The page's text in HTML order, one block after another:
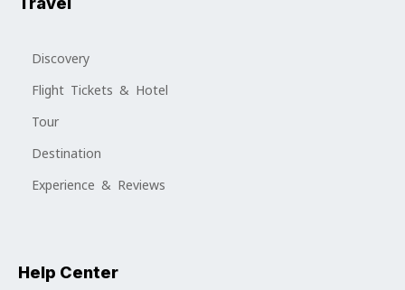
Discovery
Flight Tickets & Hotel
Tour
Destination
Experience & Reviews
Help Center